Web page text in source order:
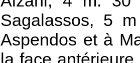
Sagalassos, 5
Aspendos et à
la face